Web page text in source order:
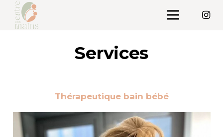
Services
Thérapeutique bain bébé